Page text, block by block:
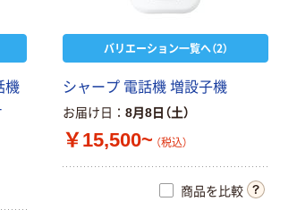
機
バリエーション一覧へ（2）
シャープ 電話機 増設子機
お届け日 8月8日（土）
￥15,500~ （税込）
商品を比較